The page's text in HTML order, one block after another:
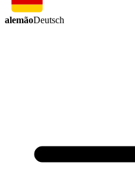
alemãoDeutsch